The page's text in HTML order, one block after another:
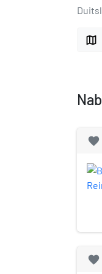
map
favorite
favorite